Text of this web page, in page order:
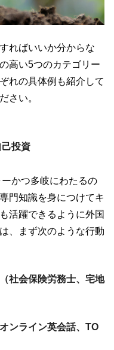
ればいいか分からな
高い5つのカテゴリー
れの具体例も紹介して
さい。
投資
かつ多岐にわたるの
門知識を身につけてキ
活躍できるように外国
、まず次のような行動
社会保険労務士、宅地
ンライン英会話、TO